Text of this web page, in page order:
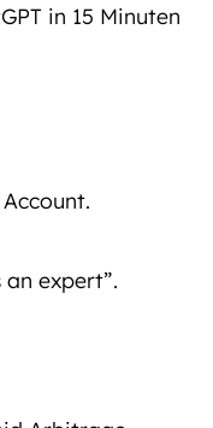
in 15 Minuten
an expert”.